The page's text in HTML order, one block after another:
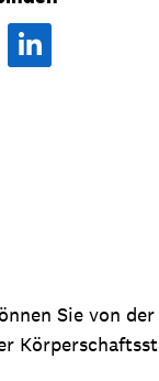
Sie von